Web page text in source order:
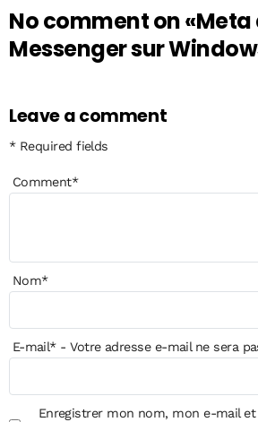
No comment on
Messenger sur
Leave a comment
* Required fields
Comment*
Nom*
E-mail*- Votre adresse e-mail ne sera
Enregistrer mon nom, mon e-mail